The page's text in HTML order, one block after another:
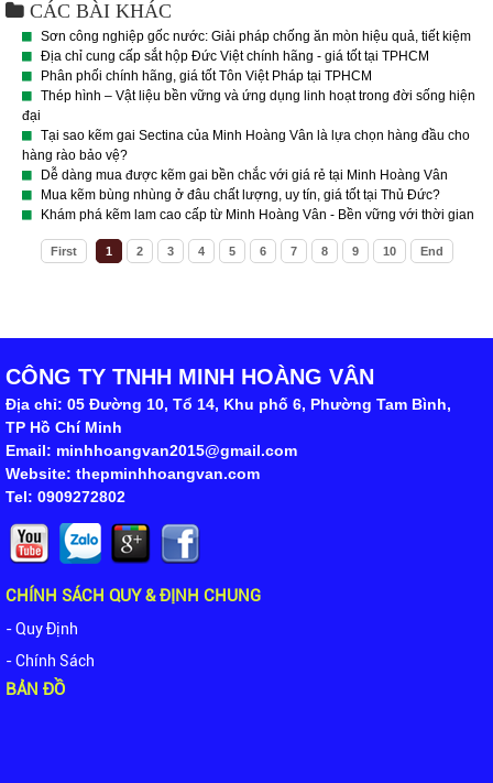
CÁC BÀI KHÁC
Sơn công nghiệp gốc nước: Giải pháp chống ăn mòn hiệu quả, tiết kiệm
Địa chỉ cung cấp sắt hộp Đức Việt chính hãng - giá tốt tại TPHCM
Phân phối chính hãng, giá tốt Tôn Việt Pháp tại TPHCM
Thép hình – Vật liệu bền vững và ứng dụng linh hoạt trong đời sống hiện
đại
Tại sao kẽm gai Sectina của Minh Hoàng Vân là lựa chọn hàng đầu cho
hàng rào bảo vệ?
Dễ dàng mua được kẽm gai bền chắc với giá rẻ tại Minh Hoàng Vân
Mua kẽm bùng nhùng ở đâu chất lượng, uy tín, giá tốt tại Thủ Đức?
Khám phá kẽm lam cao cấp từ Minh Hoàng Vân - Bền vững với thời gian
First 1 2 3 4 5 6 7 8 9 10 End
CÔNG TY TNHH MINH HOÀNG VÂN
Địa chỉ: 05 Đường 10, Tổ 14, Khu phố 6, Phường Tam Bình,
TP Hồ Chí Minh
Email: minhhoangvan2015@gmail.com
Website: thepminhhoangvan.com
Tel: 0909272802
CHÍNH SÁCH QUY & ĐỊNH CHUNG
- Quy Định
- Chính Sách
BẢN ĐỒ